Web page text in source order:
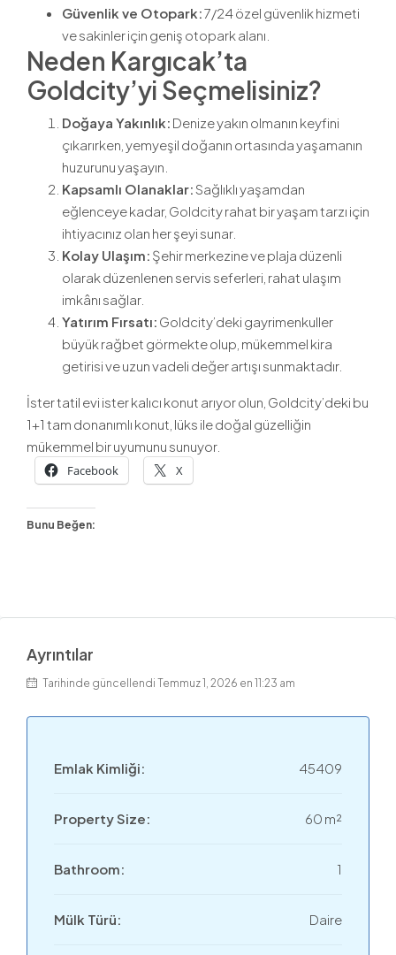
Güvenlik ve Otopark:7/24 özel güvenlik hizmeti
ve sakinler için geniş otopark alanı.
Neden Kargıcak’ta
Goldcity’yi Seçmelisiniz?
Doğaya Yakınlık: Denize yakın olmanın keyfini
çıkarırken, yemyeşil doğanın ortasında yaşamanın
huzurunu yaşayın.
Kapsamlı Olanaklar:Sağlıklı yaşamdan
eğlenceye kadar, Goldcity rahat bir yaşam tarzı için
ihtiyacınız olan her şeyi sunar.
Kolay Ulaşım: Şehir merkezine ve plaja düzenli
olarak düzenlenen servis seferleri, rahat ulaşım
imkânı sağlar.
Yatırım Fırsatı: Goldcity’deki gayrimenkuller
büyük rağbet görmekte olup, mükemmel kira
getirisi ve uzun vadeli değer artışı sunmaktadır.
İster tatil evi ister kalıcı konut arıyor olun, Goldcity’deki bu
1+1 tam donanımlı konut, lüks ile doğal güzelliğin
mükemmel bir uyumunu sunuyor.
Facebook X
Bunu Beğen:
Ayrıntılar
Tarihinde güncellendi Temmuz 1, 2026 en 11:23 am
Emlak Kimliği: 45409
Property Size: 60 m²
Bathroom: 1
Mülk Türü: Daire